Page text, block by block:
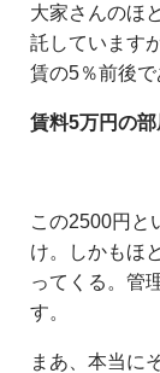
大家さんのほ
託しています
賃の5％前後で
賃料5万円の
この2500円と
け。しかもほ
ってくる。管
す。
まあ、本当に